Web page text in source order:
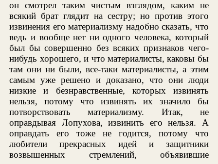
он смотрел таким чистым взглядом, каким не
всякий брат глядит на сестру; но против этого
извинения его материализму надобно сказать, что
ведь и вообще нет ни одного человека, который
был бы совершенно без всяких признаков чего-
нибудь хорошего, и что материалисты, каковы бы
там они ни были, все-таки материалисты, а этим
самым уже решено и доказано, что они люди
низкие и безнравственные, которых извинять
нельзя, потому что извинять их значило бы
потворствовать материализму. Итак, не
оправдывая Лопухова, извинить его нельзя. А
оправдать его тоже не годится, потому что
любители прекрасных идей и защитники
возвышенных стремлений, объявившие